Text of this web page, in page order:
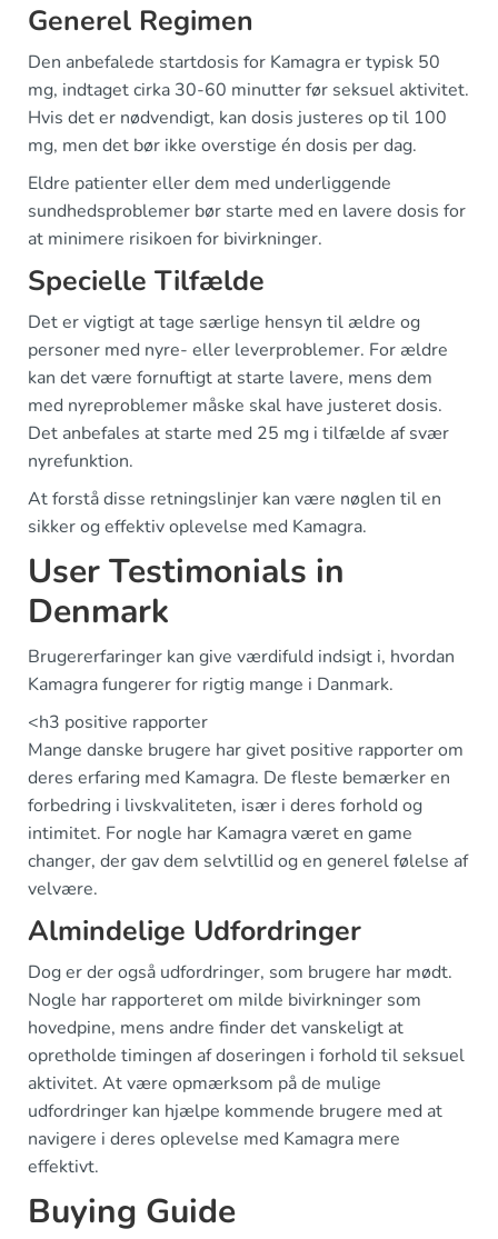
Generel Regimen
Den anbefalede startdosis for Kamagra er typisk 50
mg, indtaget cirka 30-60 minutter før seksuel aktivitet.
Hvis det er nødvendigt, kan dosis justeres op til 100
mg, men det bør ikke overstige én dosis per dag.
Eldre patienter eller dem med underliggende
sundhedsproblemer bør starte med en lavere dosis for
at minimere risikoen for bivirkninger.
Specielle Tilfælde
Det er vigtigt at tage særlige hensyn til ældre og
personer med nyre- eller leverproblemer. For ældre
kan det være fornuftigt at starte lavere, mens dem
med nyreproblemer måske skal have justeret dosis.
Det anbefales at starte med 25 mg i tilfælde af svær
nyrefunktion.
At forstå disse retningslinjer kan være nøglen til en
sikker og effektiv oplevelse med Kamagra.
User Testimonials in
Denmark
Brugererfaringer kan give værdifuld indsigt i, hvordan
Kamagra fungerer for rigtig mange i Danmark.
<h3 positive rapporter
Mange danske brugere har givet positive rapporter om
deres erfaring med Kamagra. De fleste bemærker en
forbedring i livskvaliteten, især i deres forhold og
intimitet. For nogle har Kamagra været en game
changer, der gav dem selvtillid og en generel følelse af
velvære.
Almindelige Udfordringer
Dog er der også udfordringer, som brugere har mødt.
Nogle har rapporteret om milde bivirkninger som
hovedpine, mens andre finder det vanskeligt at
opretholde timingen af doseringen i forhold til seksuel
aktivitet. At være opmærksom på de mulige
udfordringer kan hjælpe kommende brugere med at
navigere i deres oplevelse med Kamagra mere
effektivt.
Buying Guide